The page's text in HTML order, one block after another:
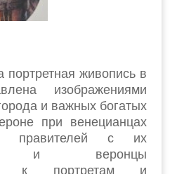
портретная живопись в
изображениями
и важных богатых
при венецианцах
с их
и веронцы
к портретам и